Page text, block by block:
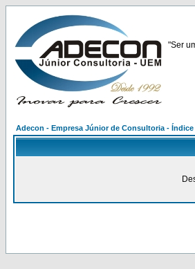
"Ser
Adecon - Empresa Júnior de Consultoria - Índice